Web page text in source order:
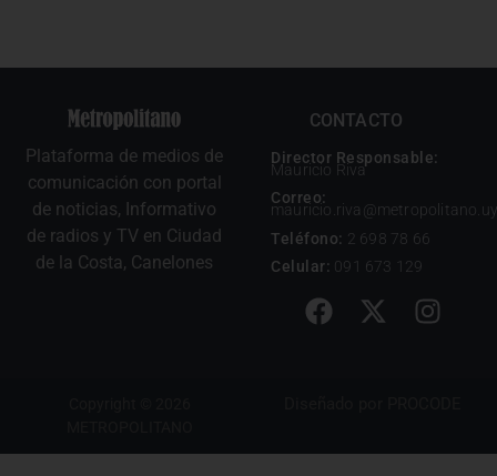
Plataforma de medios de
comunicación con portal
de noticias, Informativo
de radios y TV en Ciudad
de la Costa, Canelones
CONTACTO
Director Responsable:
Mauricio Riva
Correo:
mauricio.riva@metropolitano.uy
Teléfono: 2 698 78 66
Celular: 091 673 129